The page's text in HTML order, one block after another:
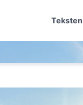
Teksten